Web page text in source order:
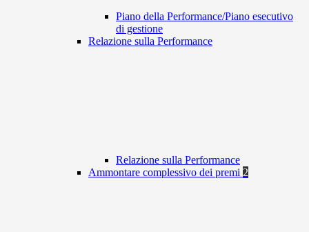
Piano della Performance/Piano esecutivo
di gestione
Relazione sulla Performance
Relazione sulla Performance
Ammontare complessivo dei premi 2